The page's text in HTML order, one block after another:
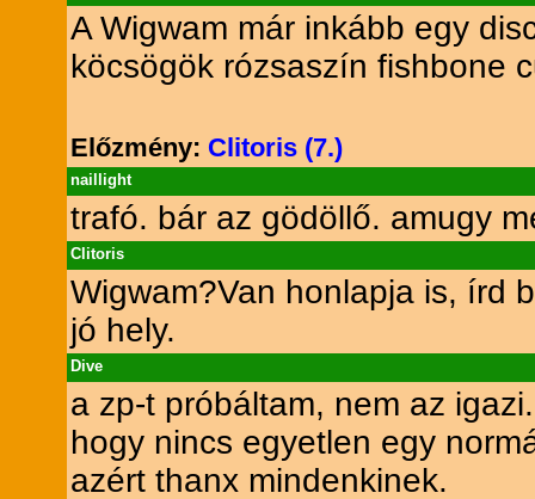
A Wigwam már inkább egy
köcsögök rózsaszín fishbone
Előzmény: Clitoris (7.)
naillight
trafó. bár az gödöllő. amugy
Clitoris
Wigwam?Van honlapja is, írd
jó hely.
Dive
a zp-t próbáltam, nem az
hogy nincs egyetlen egy
azért thanx mindenkinek.